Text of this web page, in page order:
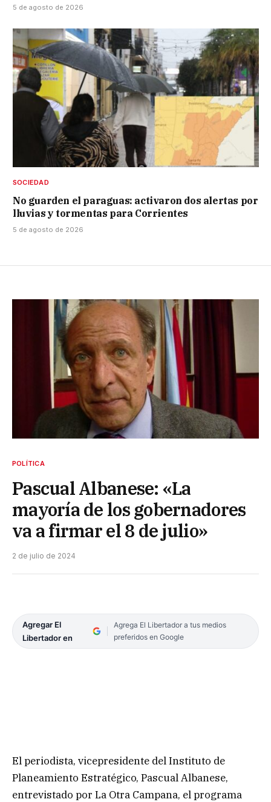
5 de agosto de 2026
SOCIEDAD
No guarden el paraguas: activaron dos alertas por
lluvias y tormentas para Corrientes
5 de agosto de 2026
POLÍTICA
Pascual Albanese: «La
mayoría de los gobernadores
va a firmar el 8 de julio»
2 de julio de 2024
Agregar El
Libertador en
Agrega El Libertador a tus medios
preferidos en Google
El periodista, vicepresidente del Instituto de
Planeamiento Estratégico, Pascual Albanese,
entrevistado por La Otra Campana, el programa